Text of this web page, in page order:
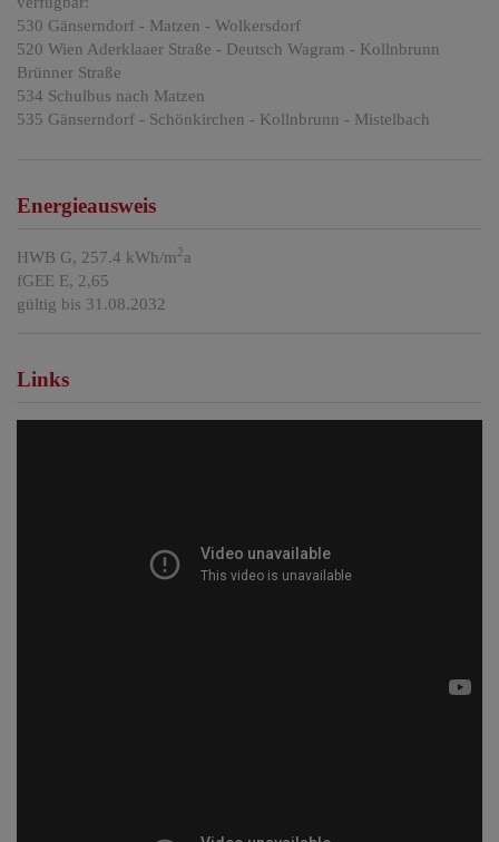
530 Gänserndorf - Matzen - Wolkersdorf
520 Wien Aderklaaer Straße - Deutsch Wagram - Kollnbrunn
Brünner Straße
534 Schulbus nach Matzen
535 Gänserndorf - Schönkirchen - Kollnbrunn - Mistelbach
Energieausweis
HWB G, 257.4 kWh/m2a
fGEE E, 2,65
gültig bis 31.08.2032
Links